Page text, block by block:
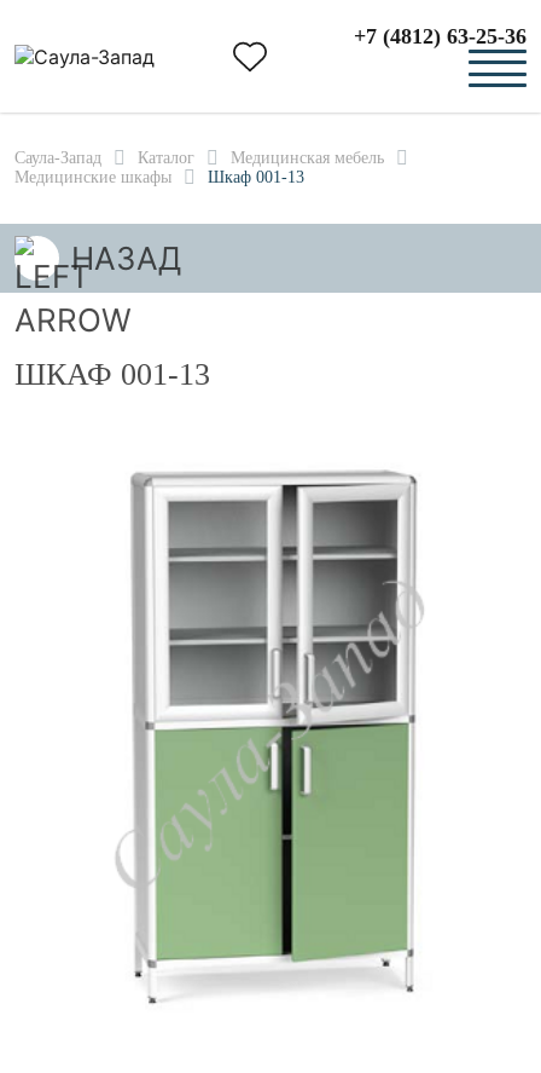
+7 (4812) 63-25-36
Саула-Запад Каталог
Медицинская мебель
Медицинские шкафы
Шкаф 001-13
НАЗАД
ШКАФ 001-13